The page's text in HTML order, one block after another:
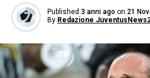
Published 3 anni ago on 21
By Redazione